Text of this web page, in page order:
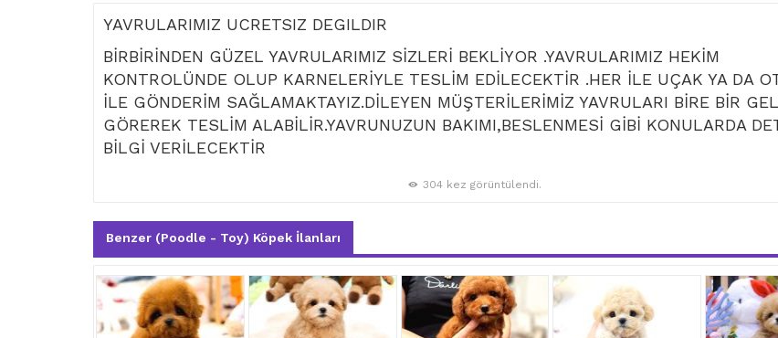
YAVRULARIMIZ UCRETSIZ DEGILDIR
BİRBİRİNDEN GÜZEL YAVRULARIMIZ SİZLERİ BEKLİYOR .YAVRULARIMIZ HEKİM
KONTROLÜNDE OLUP KARNELERİYLE TESLİM EDİLECEKTİR .HER İLE UÇAK YA DA
İLE GÖNDERİM SAĞLAMAKTAYIZ.DİLEYEN MÜŞTERİLERİMİZ YAVRULARI BİRE BİR
GÖREREK TESLİM ALABİLİR.YAVRUNUZUN BAKIMI,BESLENMESİ GİBİ KONULARDA
BİLGİ VERİLECEKTİR
304 kez görüntülendi.
Benzer (Poodle - Toy) Köpek İlanları